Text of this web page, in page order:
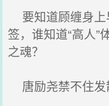
要知道顾缠身上
签，谁知道“高人”
之魂？
唐励尧禁不住发